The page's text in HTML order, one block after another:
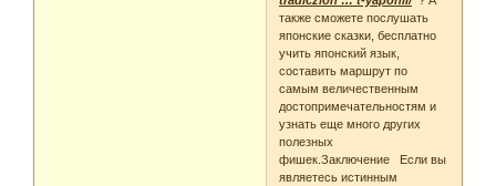
также сможете послушать
японские сказки, бесплатно
учить японский язык,
составить маршрут по
самым величественным
достопримечательностям и
узнать еще много других
полезных
фишек.Заключение Если вы
являетесь истинным